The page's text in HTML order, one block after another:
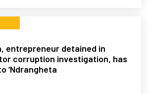
entrepreneur detained in
corruption investigation, has
‘Ndrangheta